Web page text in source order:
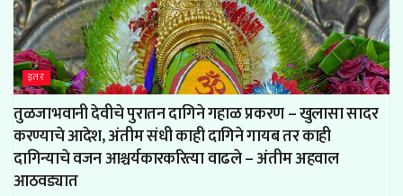
इतर
तुळजाभवानी देवीचे पुरातन दागिने गहाळ प्रकरण – खुलासा सादर
करण्याचे आदेश, अंतीम संधी काही दागिने गायब तर काही
दागिन्याचे वजन आश्चर्यकारकरित्या वाढले – अंतीम अहवाल
आठवड्यात